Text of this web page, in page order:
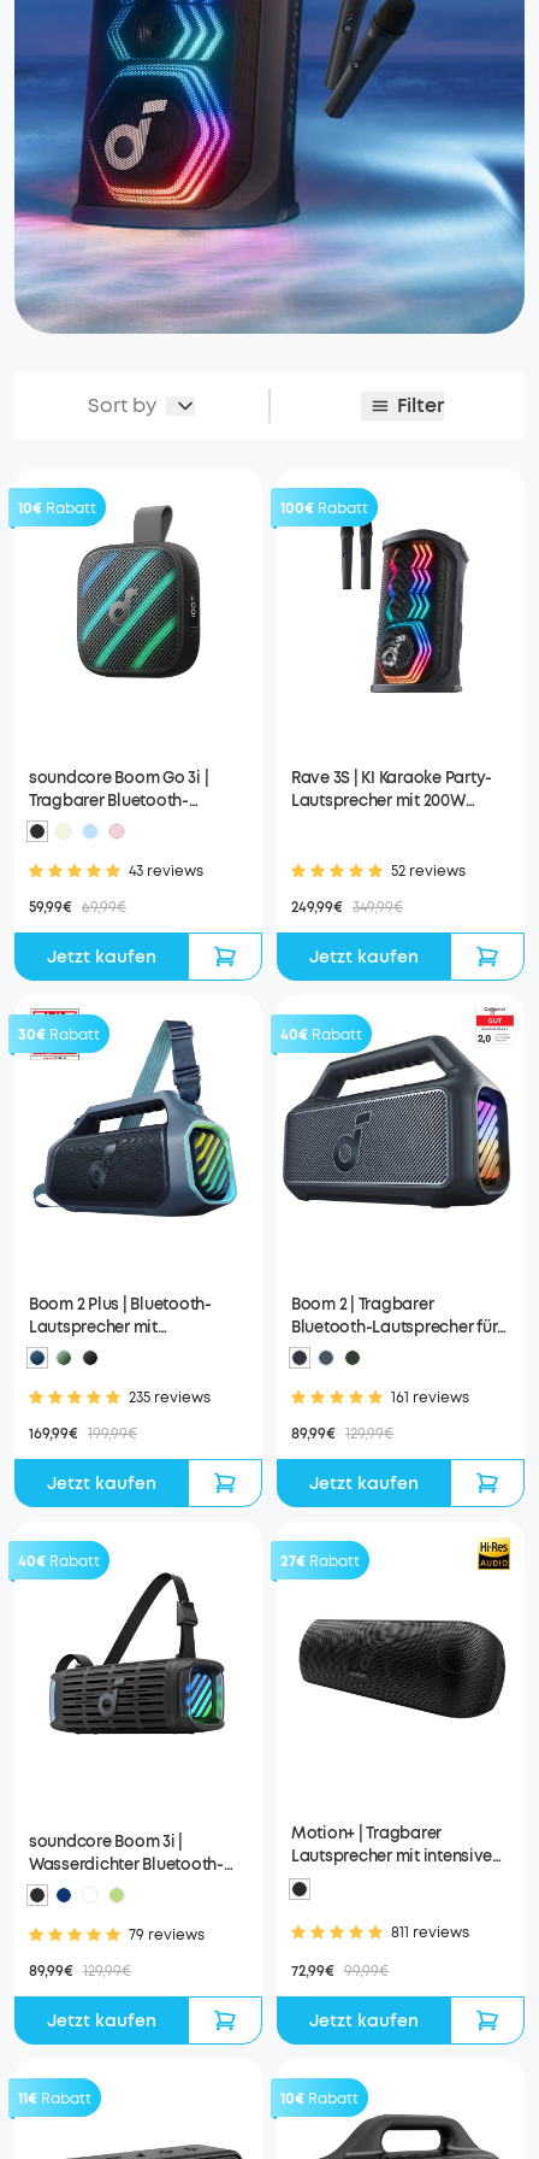
Sort by Filter
10€ Rabatt
soundcore Boom Go 3i |
Tragbarer Bluetooth-
Lautsprecher mit
kraftvollem Bass
43 reviews
59,99€ 69,99€
Jetzt kaufen
100€ Rabatt
Rave 3S | KI Karaoke Party-
Lautsprecher mit 200W
52 reviews
249,99€ 349,99€
Jetzt kaufen
30€ Rabatt
Boom 2 Plus | Bluetooth-
Lautsprecher mit
mächtigem Bass für
Draußen
235 reviews
169,99€ 199,99€
Jetzt kaufen
40€ Rabatt
Boom 2 | Tragbarer
Bluetooth-Lautsprecher für
mehr Bass
161 reviews
89,99€ 129,99€
Jetzt kaufen
40€ Rabatt
soundcore Boom 3i |
Wasserdichter Bluetooth-
Lautsprecher
79 reviews
89,99€ 129,99€
Jetzt kaufen
27€ Rabatt
Motion+ | Tragbarer
Lautsprecher mit intensivem
Bass
811 reviews
72,99€ 99,99€
Jetzt kaufen
11€ Rabatt 10€ Rabatt